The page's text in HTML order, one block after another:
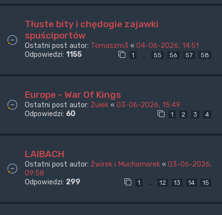
Tłuste bity i chędogie zajawki
spuściportów
Ostatni post autor: Tomaszm3 « 04-06-2026, 14:51
Odpowiedzi: 1155 1 55 56 57 58
Europe - War Of Kings
Ostatni post autor: Żułek « 03-06-2026, 15:49
Odpowiedzi: 60 1 2 3 4
LAIBACH
Ostatni post autor: Żwirek i Muchomorek « 03-06-2026,
09:58
Odpowiedzi: 299 1 … 12 13 14 15